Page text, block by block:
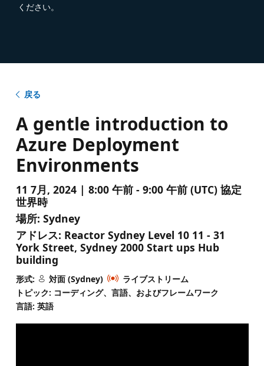
ください。
戻る
A gentle introduction to
Azure Deployment
Environments
11 7月, 2024 | 8:00 午前 - 9:00 午前 (UTC) 協定
世界時
場所: Sydney
アドレス: Reactor Sydney Level 10 11 - 31
York Street, Sydney 2000 Start ups Hub
building
形式: 対面 (Sydney)
ライブストリーム
トピック: コーディング、言語、およびフレームワーク
言語: 英語